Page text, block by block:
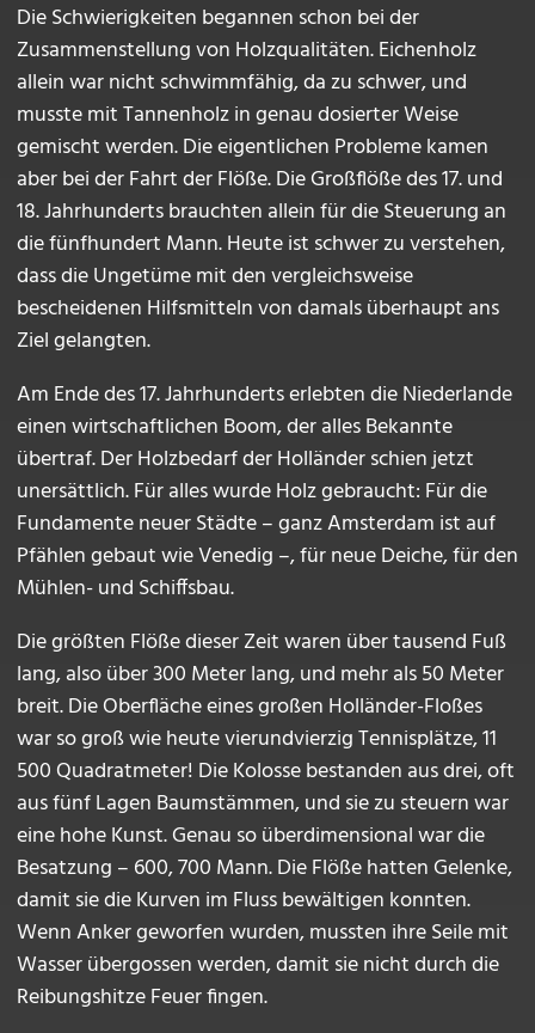
Die Schwierigkeiten begannen schon bei der
Zusammenstellung von Holzqualitäten. Eichenholz
allein war nicht schwimmfähig, da zu schwer, und
musste mit Tannenholz in genau dosierter Weise
gemischt werden. Die eigentlichen Probleme kamen
aber bei der Fahrt der Flöße. Die Großflöße des 17. und
18. Jahrhunderts brauchten allein für die Steuerung an
die fünfhundert Mann. Heute ist schwer zu verstehen,
dass die Ungetüme mit den vergleichsweise
bescheidenen Hilfsmitteln von damals überhaupt ans
Ziel gelangten.
Am Ende des 17. Jahrhunderts erlebten die Niederlande
einen wirtschaftlichen Boom, der alles Bekannte
übertraf. Der Holzbedarf der Holländer schien jetzt
unersättlich. Für alles wurde Holz gebraucht: Für die
Fundamente neuer Städte – ganz Amsterdam ist auf
Pfählen gebaut wie Venedig –, für neue Deiche, für den
Mühlen- und Schiffsbau.
Die größten Flöße dieser Zeit waren über tausend Fuß
lang, also über 300 Meter lang, und mehr als 50 Meter
breit. Die Oberfläche eines großen Holländer-Floßes
war so groß wie heute vierundvierzig Tennisplätze, 11
500 Quadratmeter! Die Kolosse bestanden aus drei, oft
aus fünf Lagen Baumstämmen, und sie zu steuern war
eine hohe Kunst. Genau so überdimensional war die
Besatzung – 600, 700 Mann. Die Flöße hatten Gelenke,
damit sie die Kurven im Fluss bewältigen konnten.
Wenn Anker geworfen wurden, mussten ihre Seile mit
Wasser übergossen werden, damit sie nicht durch die
Reibungshitze Feuer fingen.